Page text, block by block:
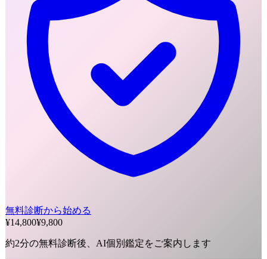
無料診断から始める
¥14,800¥9,800
約2分の無料診断後、AI個別鑑定をご案内します